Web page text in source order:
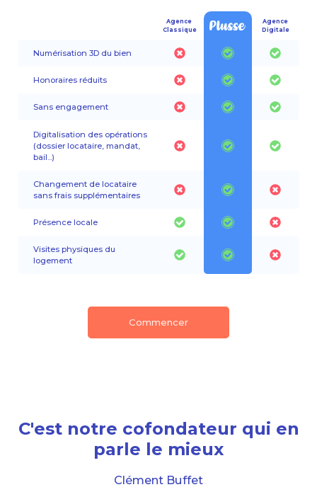
Agence
Classique
Agence
Digitale
Numérisation 3D du bien
Honoraires réduits
Sans engagement
Digitalisation des opérations
(dossier locataire, mandat,
bail...)
Changement de locataire
sans frais supplémentaires
Présence locale
Visites physiques du
logement
Commencer
C'est notre cofondateur qui en
parle le mieux
Clément Buffet